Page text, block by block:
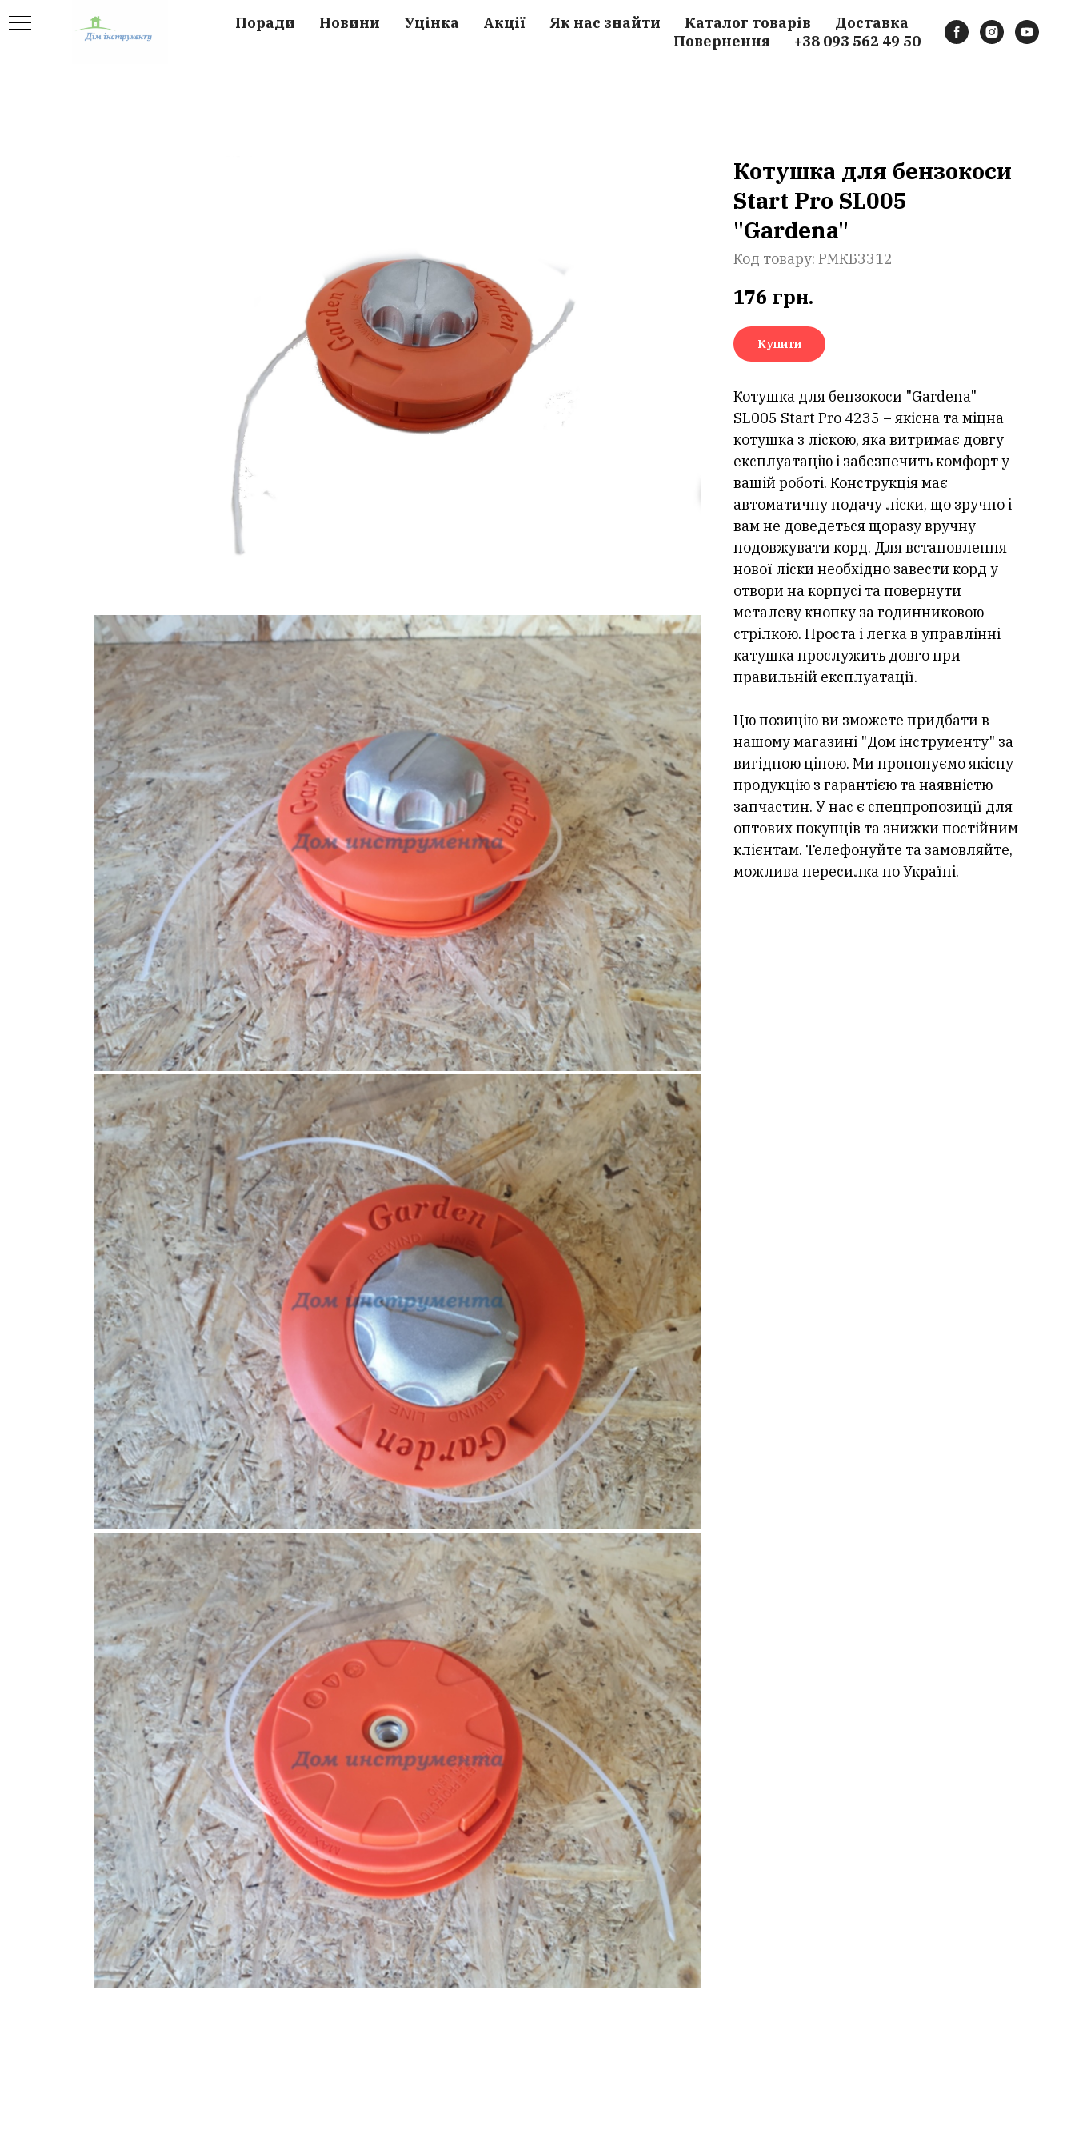
Поради Новини Уцінка Акції Як нас знайти Каталог товарів
Доставка
Повернення
+38 093 562 49 50
Котушка для бензокоси
Start Pro SL005
"Gardena"
Код товару: РМКБ3312
176 грн.
Купити
Котушка для бензокоси "Gardena"
SL005 Start Pro 4235 – якісна та міцна
котушка з ліскою, яка витримає довгу
експлуатацію і забезпечить комфорт у
вашій роботі. Конструкція має
автоматичну подачу ліски, що зручно і
вам не доведеться щоразу вручну
подовжувати корд. Для встановлення
нової ліски необхідно завести корд у
отвори на корпусі та повернути
металеву кнопку за годинниковою
стрілкою. Проста і легка в управлінні
катушка прослужить довго при
правильній експлуатації.
Цю позицію ви зможете придбати в
нашому магазині "Дом інструменту" за
вигідною ціною. Ми пропонуємо якісну
продукцію з гарантією та наявністю
запчастин. У нас є спецпропозиції для
оптових покупців та знижки постійним
клієнтам. Телефонуйте та замовляйте,
можлива пересилка по Україні.